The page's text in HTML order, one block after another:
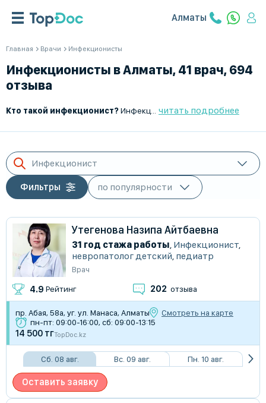
Алматы
Главная Врачи Инфекционисты
Инфекционисты в Алматы, 41 врач, 694
отзыва
Кто такой инфекционист?Инфекционист – это врач, который занимается диагностикой, лечением и профилактикой инфекционных заболеваний, вызванных бактериями, вирусами, грибками и паразитами. Он специализируется на инфекциях различного происхождения, включая острые, хронические и особо опасные инфекции. читать подробнее
Инфекционист
Фильтры
Утегенова Назипа Айтбаевна
31 год стажа работы, Инфекционист,
невропатолог детский, педиатр
Врач
4.9 Рейтинг 202 отзыва
пр. Абая, 58а, уг. ул. Манаса, Алматы
Смотреть на карте
пн-пт: 09:00-16:00, сб: 09:00-13:15
14 500 тгTopDoc.kz
Сб. 08 авг. Вс. 09 авг. Пн. 10 авг.
Оставить заявку